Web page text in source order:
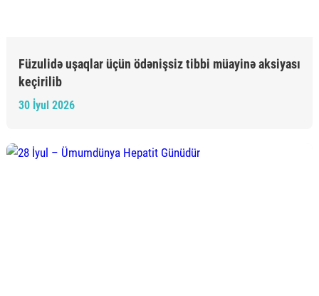
Füzulidə uşaqlar üçün ödənişsiz tibbi müayinə aksiyası
keçirilib
30 İyul 2026